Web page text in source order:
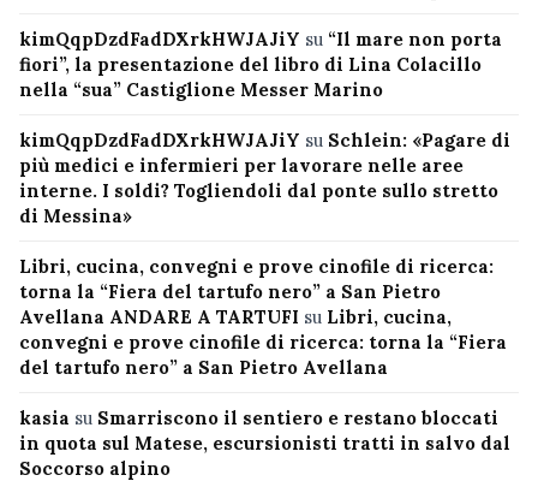
kimQqpDzdFadDXrkHWJAJiY su “Il mare non porta
fiori”, la presentazione del libro di Lina Colacillo
nella “sua” Castiglione Messer Marino
kimQqpDzdFadDXrkHWJAJiY su Schlein: «Pagare di
più medici e infermieri per lavorare nelle aree
interne. I soldi? Togliendoli dal ponte sullo stretto
di Messina»
Libri, cucina, convegni e prove cinofile di ricerca:
torna la “Fiera del tartufo nero” a San Pietro
Avellana ANDARE A TARTUFI su Libri, cucina,
convegni e prove cinofile di ricerca: torna la “Fiera
del tartufo nero” a San Pietro Avellana
kasia su Smarriscono il sentiero e restano bloccati
in quota sul Matese, escursionisti tratti in salvo dal
Soccorso alpino